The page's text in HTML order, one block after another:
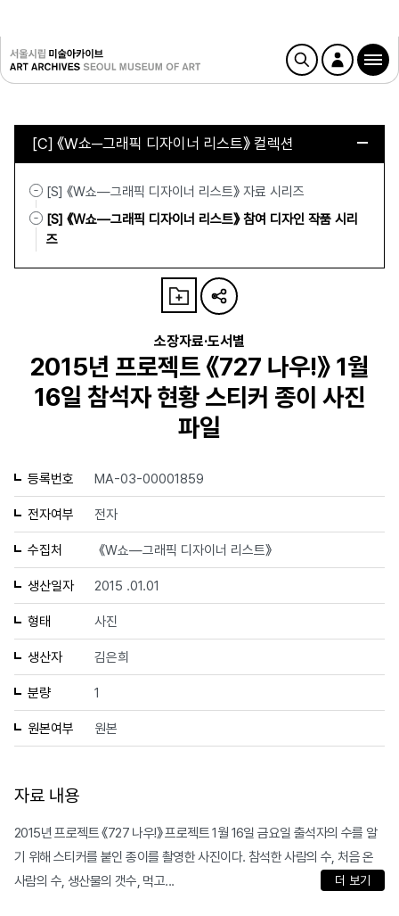
[C] 《W쇼─그래픽 디자이너 리스트》 컬렉션
[S] 《W쇼—그래픽 디자이너 리스트》 자료 시리즈
[S] 《W쇼—그래픽 디자이너 리스트》 참여 디자인 작품 시리
즈
소장자료·도서별
2015년 프로젝트 《727 나우!》 1월
16일 참석자 현황 스티커 종이 사진
파일
등록번호 MA-03-00001859
전자여부 전자
수집처 《W쇼—그래픽 디자이너 리스트》
생산일자 2015 .01.01
형태 사진
생산자 김은희
분량 1
원본여부 원본
자료 내용
2015년 프로젝트 《727 나우!》 프로젝트 1월 16일 금요일 출석자의 수를 알
기 위해 스티커를 붙인 종이를 촬영한 사진이다. 참석한 사람의 수, 처음 온
사람의 수, 생산물의 갯수, 먹고...
더 보기